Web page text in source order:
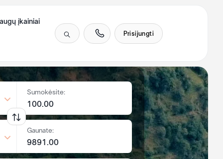
įkainiai
Prisijungti
Sumokėsite:
Gaunate: